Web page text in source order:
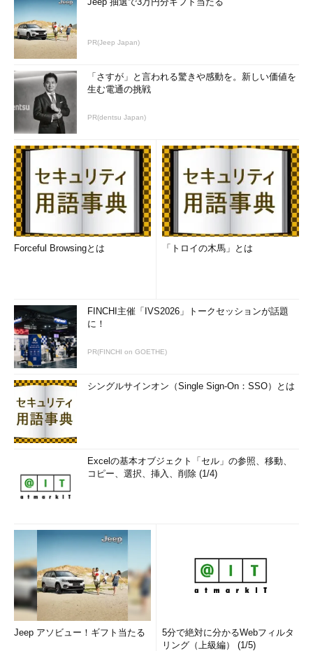
PR(Jeep Japan)
「さすが」と言われる驚きや感動を。新しい価値を
生む電通の挑戦
PR(dentsu Japan)
Forceful Browsingとは 「トロイの木馬」とは
FINCHI主催「IVS2026」トークセッションが話題
に！
PR(FINCHI on GOETHE)
シングルサインオン（Single Sign-On：SSO）とは
Excelの基本オブジェクト「セル」の参照、移動、
コピー、選択、挿入、削除 (1/4)
Jeep アソビュー！ギフト当たる
5分で絶対に分かるWebフィルタ
リング（上級編） (1/5)